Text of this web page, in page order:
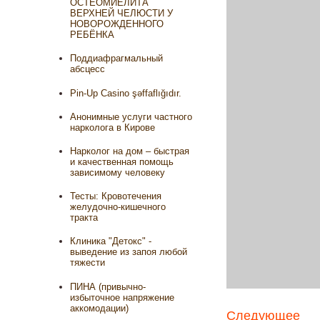
Следующее
ОСТЕОМИЕЛИТА
ВЕРХНЕЙ ЧЕЛЮСТИ У
НОВОРОЖДЕННОГО
РЕБЁНКА
Поддиафрагмальный
абсцесс
Pin-Up Casino şəffaflığıdır.
Анонимные услуги частного
нарколога в Кирове
Нарколог на дом – быстрая
и качественная помощь
зависимому человеку
Тесты: Кровотечения
желудочно-кишечного
тракта
Клиника "Детокс" -
выведение из запоя любой
тяжести
ПИНА (привычно-
избыточное напряжение
аккомодации)